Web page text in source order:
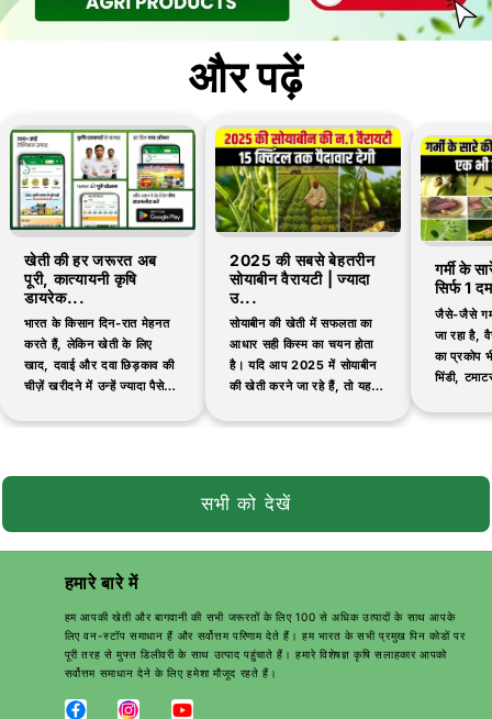
और पढ़ें
खेती की हर जरूरत अब
पूरी, कात्यायनी कृषि
डायरेक...
भारत के किसान दिन-रात मेहनत
करते हैं, लेकिन खेती के लिए
खाद, दवाई और दवा छिड़काव की
चीज़ें खरीदने में उन्हें ज्यादा पैसे
नकली...
2025 की सबसे बेहतरीन
सोयाबीन वैरायटी | ज्यादा
उ...
सोयाबीन की खेती में सफलता का
आधार सही किस्म का चयन होता
है। यदि आप 2025 में सोयाबीन
की खेती करने जा रहे हैं, तो यह
गर्मी के
सिर्फ 1
जैसे-जैसे
जा रहा है,
का प्रकोप
भिंडी,
सभी को देखें
हमारे बारे में
हम आपकी खेती और बागवानी की सभी जरूरतों के लिए 100 से अधिक उत्पादों के साथ आपके
लिए वन-स्टॉप समाधान हैं और सर्वोत्तम परिणाम देते हैं। हम भारत के सभी प्रमुख पिन कोडों पर
पूरी तरह से मुफ्त डिलीवरी के साथ उत्पाद पहुंचाते हैं। हमारे विशेषज्ञ कृषि सलाहकार आपको
सर्वोत्तम समाधान देने के लिए हमेशा मौजूद रहते हैं।